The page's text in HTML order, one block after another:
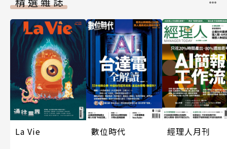
La Vie
數位時代
經理人月刊